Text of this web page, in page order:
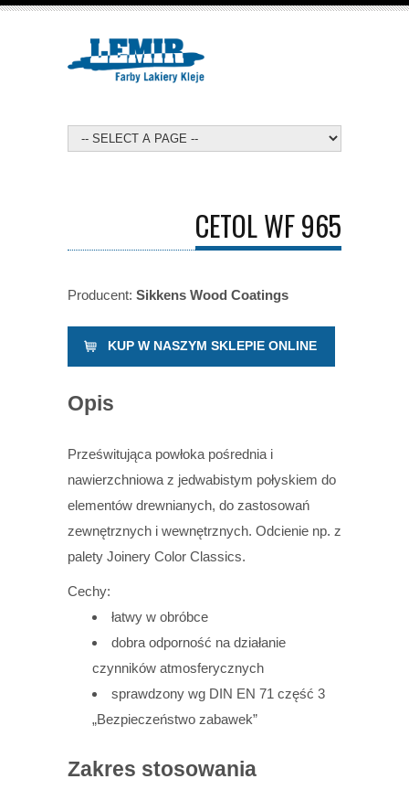
CETOL WF 965
Producent: Sikkens Wood Coatings
KUP W NASZYM SKLEPIE ONLINE
Opis
Prześwitująca powłoka pośrednia i
nawierzchniowa z jedwabistym połyskiem do
elementów drewnianych, do zastosowań
zewnętrznych i wewnętrznych. Odcienie np. z
palety Joinery Color Classics.
Cechy:
łatwy w obróbce
dobra odporność na działanie
czynników atmosferycznych
sprawdzony wg DIN EN 71 część 3
„Bezpieczeństwo zabawek”
Zakres stosowania